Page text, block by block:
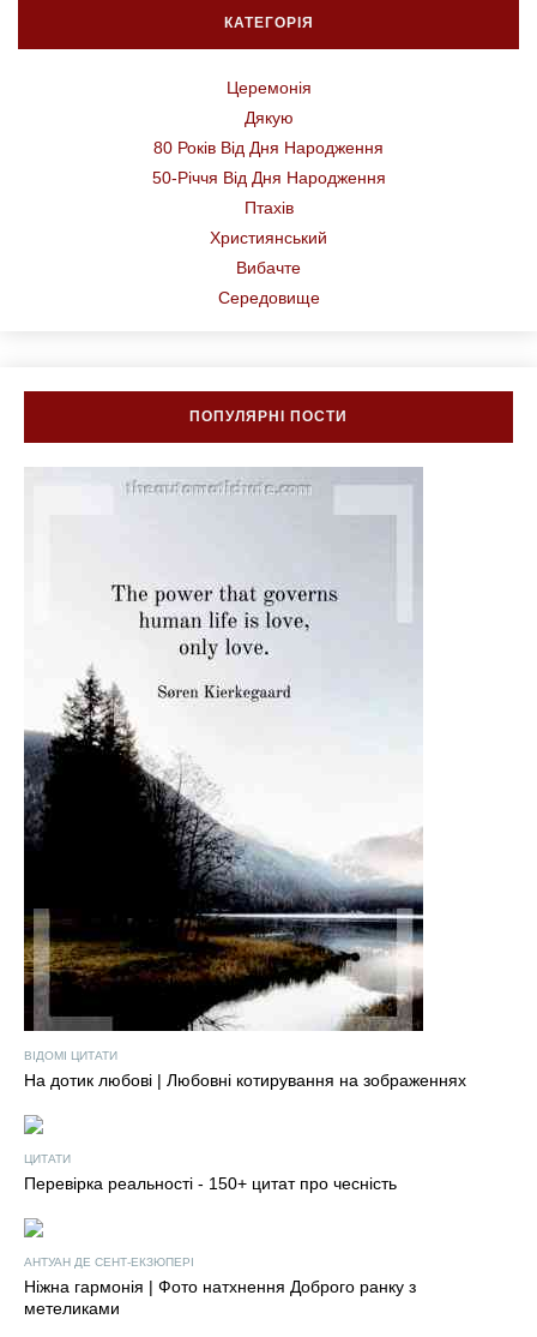
КАТЕГОРІЯ
Церемонія
Дякую
80 Років Від Дня Народження
50-Річчя Від Дня Народження
Птахів
Християнський
Вибачте
Середовище
ПОПУЛЯРНІ ПОСТИ
ВІДОМІ ЦИТАТИ
На дотик любові | Любовні котирування на зображеннях
ЦИТАТИ
Перевірка реальності - 150+ цитат про чесність
АНТУАН ДЕ СЕНТ-ЕКЗЮПЕРІ
Ніжна гармонія | Фото натхнення Доброго ранку з
метеликами